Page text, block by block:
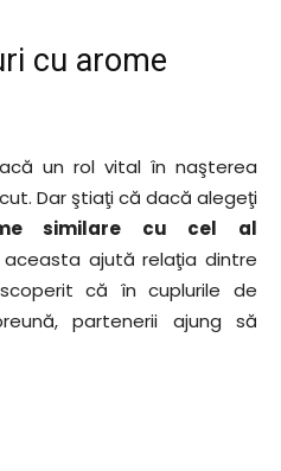
cu arome
un rol vital în naşterea
Dar ştiaţi că dacă alegeţi
similare cu cel al
aceasta ajută relaţia dintre
că în cuplurile de
partenerii ajung să